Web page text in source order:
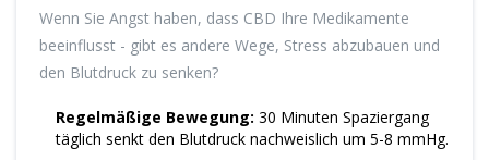
Wenn Sie Angst haben, dass CBD Ihre Medikamente
beeinflusst - gibt es andere Wege, Stress abzubauen und
den Blutdruck zu senken?
Regelmäßige Bewegung: 30 Minuten Spaziergang
täglich senkt den Blutdruck nachweislich um 5-8 mmHg.